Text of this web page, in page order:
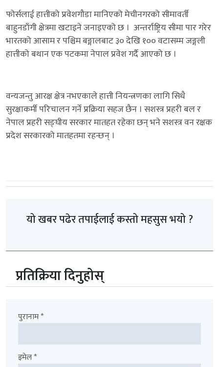
फोर्सलाई हात्तीको प्रवेशगौडा मानिएको मेचीनगरको सीमावर्ती
बाहुनडाँगी क्षेत्रमा खटाइने जनाइएको छ । अन्तर्राष्ट्रिय सीमा पार गरेर
भारतको आसाम र पश्चिम बङ्गालबाट ३० देखि १०० वटासम्म जङ्गली
हात्तीको बथान एक पटकमा नेपाल प्रवेश गर्दै आएको छ ।
वन्यजन्तु आरक्ष क्षेत्र नभएकाले हात्ती नियन्त्रणका लागि सिधै
सुरक्षाकर्मी परिचालन गर्ने प्रक्रिया सहज छैन । सशस्त्र प्रहरी बल र
नेपाल प्रहरी सङ्घीय सरकार मातहत रहेका छन् भने सशस्त्र वन रक्षक
प्रदेश सरकारको मातहतमा रहन्छन् ।
यो खबर पढेर तपाईलाई कस्तो महसुस भयो ?
प्रतिक्रिया दिनुहोस्
पुरानाम *
इमेल *